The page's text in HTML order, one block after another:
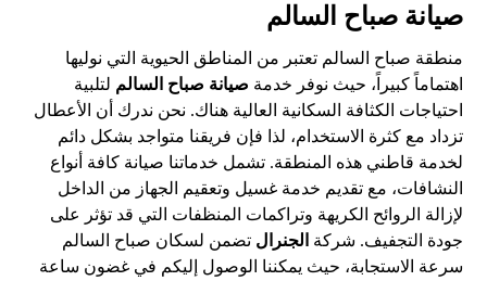
صيانة صباح السالم
منطقة صباح السالم تعتبر من المناطق الحيوية التي نوليها
اهتماماً كبيراً، حيث نوفر خدمة صيانة صباح السالم لتلبية
احتياجات الكثافة السكانية العالية هناك. نحن ندرك أن الأعطال
تزداد مع كثرة الاستخدام، لذا فإن فريقنا متواجد بشكل دائم
لخدمة قاطني هذه المنطقة. تشمل خدماتنا صيانة كافة أنواع
النشافات، مع تقديم خدمة غسيل وتعقيم الجهاز من الداخل
لإزالة الروائح الكريهة وتراكمات المنظفات التي قد تؤثر على
جودة التجفيف. شركة الجنرال تضمن لسكان صباح السالم
سرعة الاستجابة، حيث يمكننا الوصول إليكم في غضون ساعة